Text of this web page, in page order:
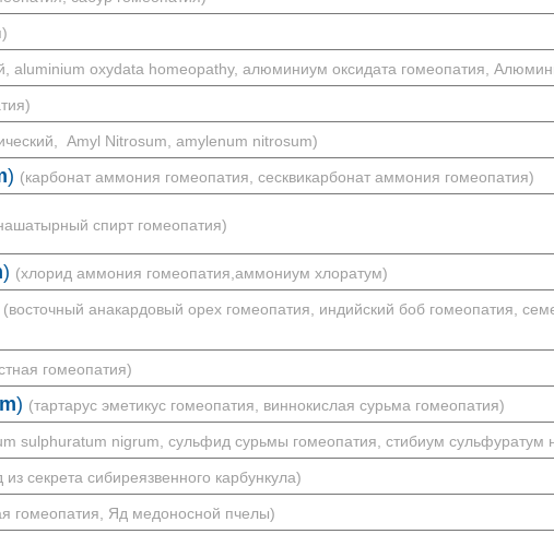
aluminium oxydata homeopathy, алюминиум оксидата гомеопатия,
Amyl Nitrosum, amylenum nitrosum)
) (карбонат аммония гомеопатия, сесквикарбонат аммония гомеопатия)
спирт гомеопатия)
) (хлорид аммония гомеопатия,аммониум хлоратум)
(восточный анакардовый орех гомеопатия, индийский боб гомеопатия,
гомеопатия)
) (тартарус эметикус гомеопатия, виннокислая сурьма гомеопатия)
sulphuratum nigrum, сульфид сурьмы гомеопатия, стибиум сульфуратум
из секрета сибиреязвенного карбункула)
гомеопатия, Яд медоносной пчелы)